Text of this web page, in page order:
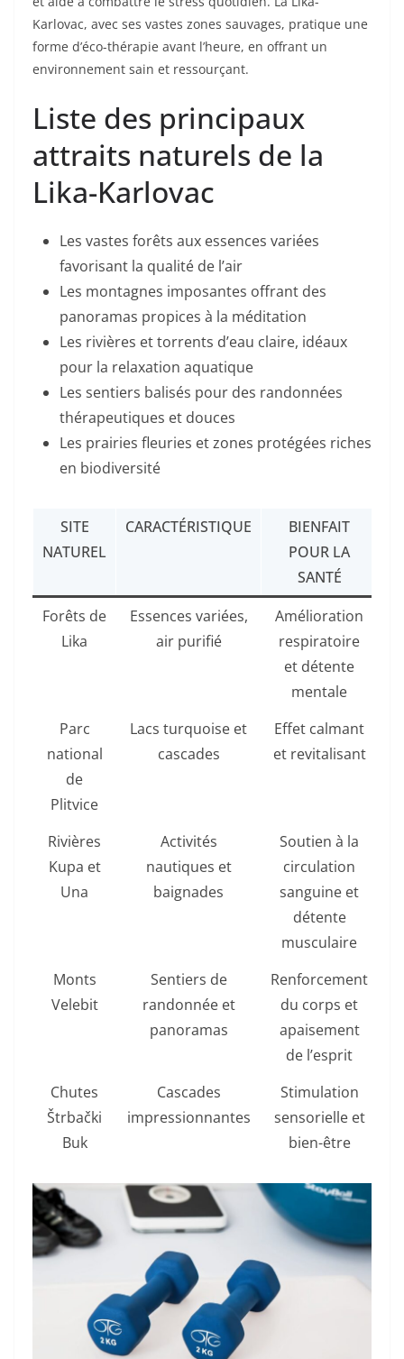
Karlovac, avec ses vastes zones sauvages, pratique une
forme d’éco-thérapie avant l’heure, en offrant un
environnement sain et ressourçant.
Liste des principaux
attraits naturels de la
Lika-Karlovac
Les vastes forêts aux essences variées
favorisant la qualité de l’air
Les montagnes imposantes offrant des
panoramas propices à la méditation
Les rivières et torrents d’eau claire, idéaux
pour la relaxation aquatique
Les sentiers balisés pour des randonnées
thérapeutiques et douces
Les prairies fleuries et zones protégées riches
en biodiversité
SITE
NATUREL
CARACTÉRISTIQUE
BIENFAIT
POUR LA
SANTÉ
Forêts de
Lika
Essences variées,
air purifié
Amélioration
respiratoire
et détente
mentale
Parc
national
de
Plitvice
Lacs turquoise et
cascades
Effet calmant
et revitalisant
Rivières
Kupa et
Una
Activités
nautiques et
baignades
Soutien à la
circulation
sanguine et
détente
musculaire
Monts
Velebit
Sentiers de
randonnée et
panoramas
Renforcement
du corps et
apaisement
de l’esprit
Chutes
Štrbački
Buk
Cascades
impressionnantes
Stimulation
sensorielle et
bien-être